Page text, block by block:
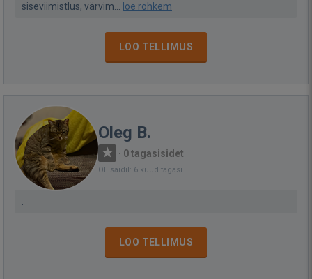
siseviimistlus, värvim...
loe rohkem
LOO TELLIMUS
Oleg B.
· 0 tagasisidet
Oli saidil: 6 kuud tagasi
LOO TELLIMUS